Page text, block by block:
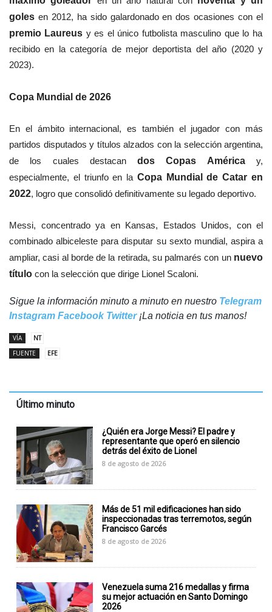
goles en 2012, ha sido galardonado en dos ocasiones con el
premio Laureus y es el único futbolista masculino que lo ha
recibido en la categoría de mejor deportista del año (2020 y
2023).
Copa Mundial de 2026
En el ámbito internacional, es también el jugador con más
partidos disputados y títulos alzados con la selección argentina,
de los cuales destacandos Copas Américay,
especialmente, el triunfo en la Copa Mundial de Catar en
2022, logro que consolidó definitivamente su legado deportivo.
Messi, concentrado ya en Kansas, Estados Unidos, con el
combinado albiceleste para disputar su sexto mundial, aspira a
ampliar, casi al borde de la retirada, su palmarés con unnuevo
título con la selección que dirige Lionel Scaloni.
Sigue la información minuto a minuto en nuestro Telegram
Instagram Facebook Twitter¡La noticia en tus manos!
VÍA
NT
FUENTE
EFE
Último minuto
¿Quién era Jorge Messi? El padre y
representante que operó en silencio
detrás del éxito de Lionel
8 de agosto de 2026
Más de 51 mil edificaciones han sido
inspeccionadas tras terremotos, según
Francisco Garcés
8 de agosto de 2026
Venezuela suma 216 medallas y firma
su mejor actuación en Santo Domingo
2026